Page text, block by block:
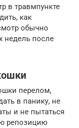
в травмпункте
как
обычно
недель после
перелом,
в панику, не
и не пытаться
репозицию